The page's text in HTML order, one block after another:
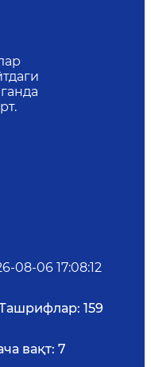
08-06 17:08:12
159
вақт: 7